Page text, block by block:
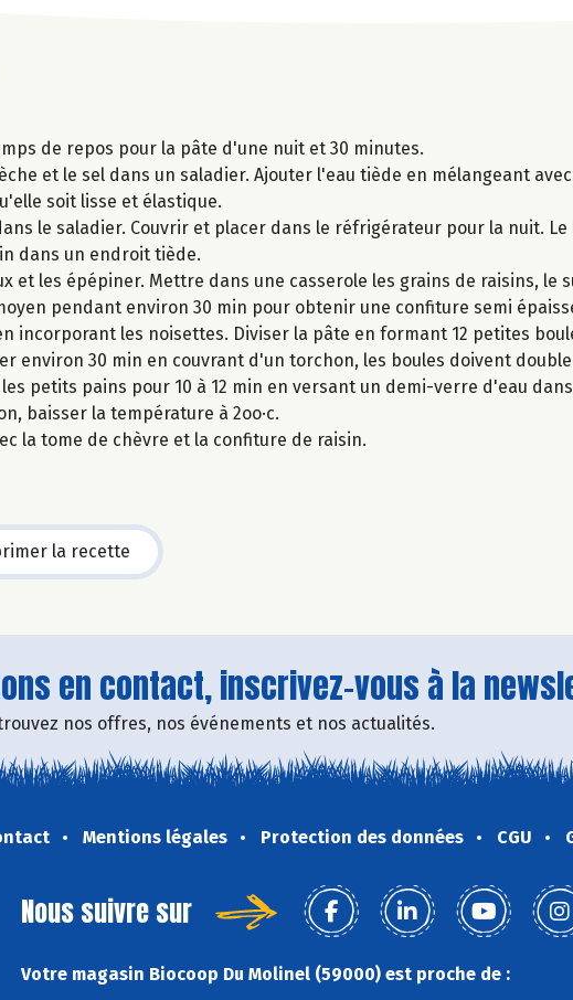
de repos pour la pâte d'une nuit et 30 minutes.
et le sel dans un saladier. Ajouter l'eau tiède en mélangeant
soit lisse et élastique.
le saladier. Couvrir et placer dans le réfrigérateur pour la nuit.
dans un endroit tiède.
et les épépiner. Mettre dans une casserole les grains de raisins, le
pendant environ 30 min pour obtenir une confiture semi
incorporant les noisettes. Diviser la pâte en formant 12 petites
environ 30 min en couvrant d'un torchon, les boules doivent
petits pains pour 10 à 12 min en versant un demi-verre d'eau
baisser la température à 2oo·c.
la tome de chèvre et la confiture de raisin.
la recette
en contact, inscrivez-vous à la
nos offres, nos événements et nos actualités.
Mentions légales Protection des données CGU
Nous suivre sur
Votre magasin Biocoop Du Molinel (59000) est proche de :